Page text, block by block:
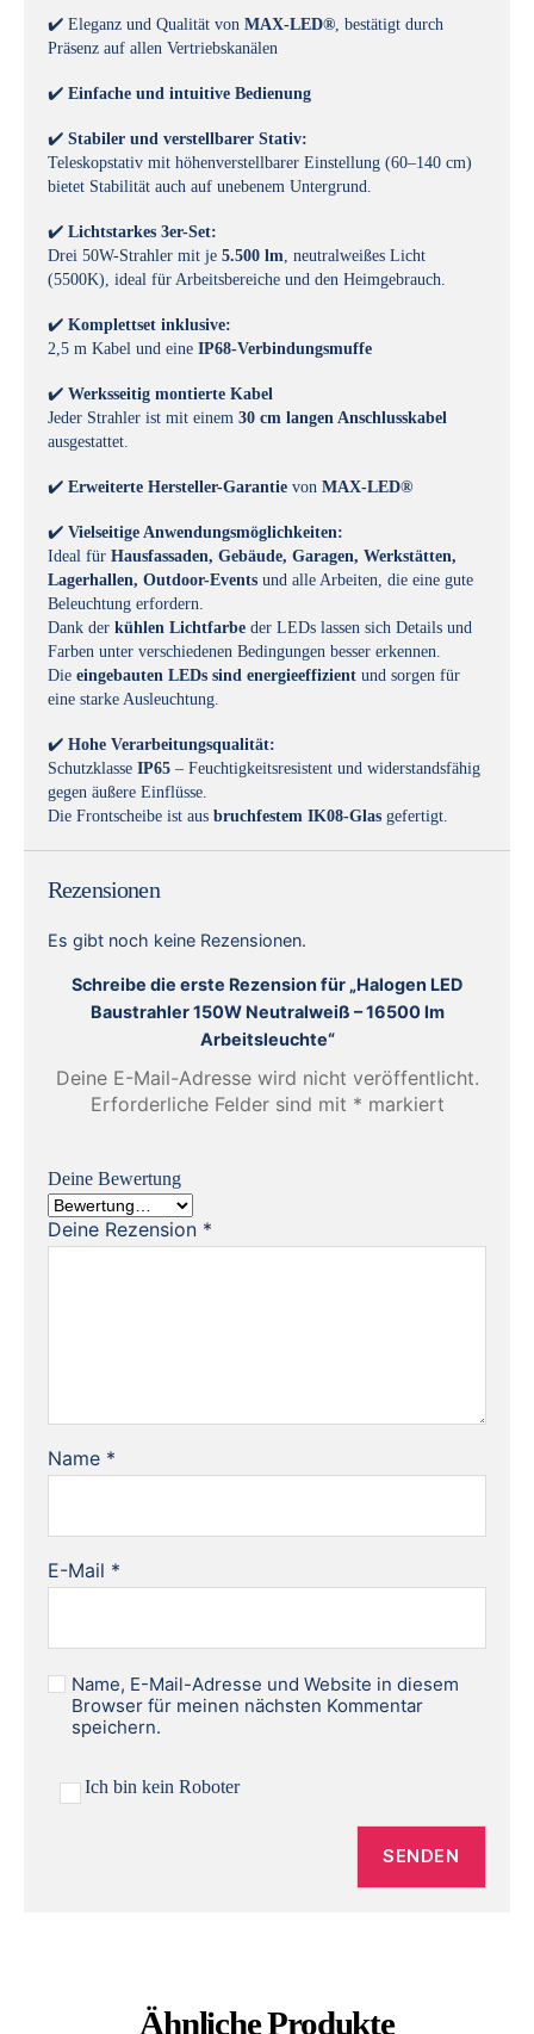
✔️ Eleganz und Qualität von MAX-LED® , bestätigt durch
Präsenz auf allen Vertriebskanälen
✔️ Einfache und intuitive Bedienung
✔️ Stabiler und verstellbarer Stativ:
Teleskopstativ mit höhenverstellbarer Einstellung (60–140 cm)
bietet Stabilität auch auf unebenem Untergrund.
✔️ Lichtstarkes 3er-Set:
Drei 50W-Strahler mit je 5.500 lm , neutralweißes Licht
(5500K), ideal für Arbeitsbereiche und den Heimgebrauch.
✔️ Komplettset inklusive:
2,5 m Kabel und eine IP68-Verbindungsmuffe
✔️ Werksseitig montierte Kabel
Jeder Strahler ist mit einem 30 cm langen Anschlusskabel
ausgestattet.
✔️ Erweiterte Hersteller-Garantie von MAX-LED®
✔️ Vielseitige Anwendungsmöglichkeiten:
Ideal für Hausfassaden, Gebäude, Garagen, Werkstätten,
Lagerhallen, Outdoor-Events und alle Arbeiten, die eine gute
Beleuchtung erfordern.
Dank der kühlen Lichtfarbe der LEDs lassen sich Details und
Farben unter verschiedenen Bedingungen besser erkennen.
Die eingebauten LEDs sind energieeffizient und sorgen für
eine starke Ausleuchtung.
✔️ Hohe Verarbeitungsqualität:
Schutzklasse IP65 – Feuchtigkeitsresistent und widerstandsfähig
gegen äußere Einflüsse.
Die Frontscheibe ist aus bruchfestem IK08-Glas gefertigt.
Rezensionen
Es gibt noch keine Rezensionen.
Schreibe die erste Rezension für „Halogen LED
Baustrahler 150W Neutralweiß – 16500 lm
Arbeitsleuchte“
Deine E-Mail-Adresse wird nicht veröffentlicht.
Erforderliche Felder sind mit * markiert
Deine Bewertung
Deine Rezension *
Name *
E-Mail *
Name, E-Mail-Adresse und Website in diesem
Browser für meinen nächsten Kommentar
speichern.
Ich bin kein Roboter
Ähnliche Produkte